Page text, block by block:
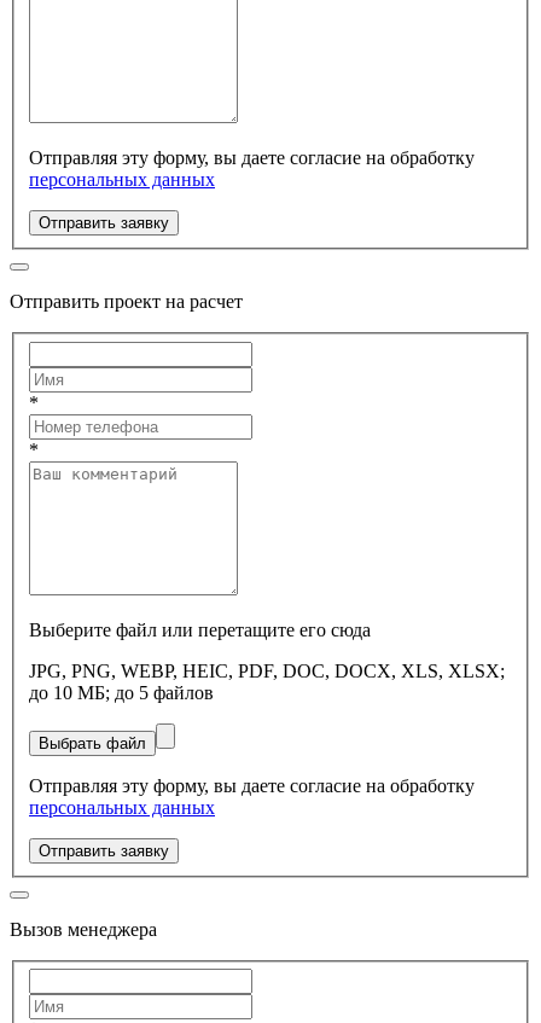
Отправляя эту форму, вы даете согласие на обработку
персональных данных
Отправить заявку
Отправить проект на расчет
*
*
Выберите файл или перетащите его сюда
JPG, PNG, WEBP, HEIC, PDF, DOC, DOCX, XLS, XLSX;
до 10 МБ; до 5 файлов
Выбрать файл
Отправляя эту форму, вы даете согласие на обработку
персональных данных
Отправить заявку
Вызов менеджера